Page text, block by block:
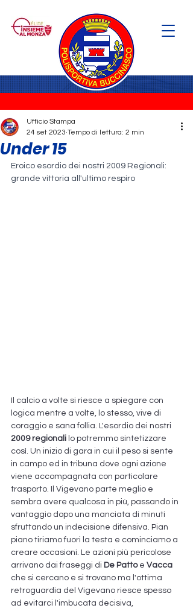
Under 15
Ufficio Stampa
24 set 2023 Tempo di lettura: 2 min
Eroico esordio dei nostri 2009 Regionali:
grande vittoria all'ultimo respiro
Il calcio a volte si riesce a spiegare con
logica mentre a volte, lo stesso, vive di
coraggio e sana follia. L'esordio dei nostri
2009 regionali lo potremmo sintetizzare
così. Un inizio di gara in cui il peso si sente
in campo ed in tribuna dove ogni azione
viene accompagnata con particolare
trasporto. Il Vigevano parte meglio e
sembra avere qualcosa in più, passando in
vantaggio dopo una manciata di minuti
sfruttando un indecisione difensiva. Pian
piano tiriamo fuori la testa e cominciamo a
creare occasioni. Le azioni più pericolose
arrivano dai fraseggi di De Patto e Vacca
che si cercano e si trovano ma l'ottima
retroguardia del Vigevano riesce spesso
ad evitarci l'imbucata decisiva,